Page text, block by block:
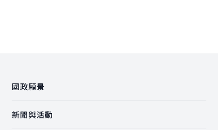
國政願景
新聞與活動